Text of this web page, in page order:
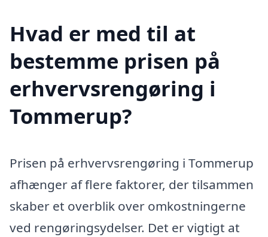
Hvad er med til at
bestemme prisen på
erhvervsrengøring i
Tommerup?
Prisen på erhvervsrengøring i Tommerup
afhænger af flere faktorer, der tilsammen
skaber et overblik over omkostningerne
ved rengøringsydelser. Det er vigtigt at